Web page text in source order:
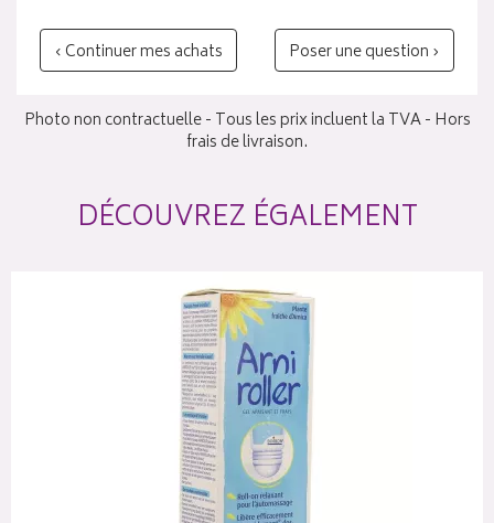
‹ Continuer mes achats Poser une question ›
Photo non contractuelle - Tous les prix incluent la TVA - Hors
frais de livraison.
DÉCOUVREZ ÉGALEMENT